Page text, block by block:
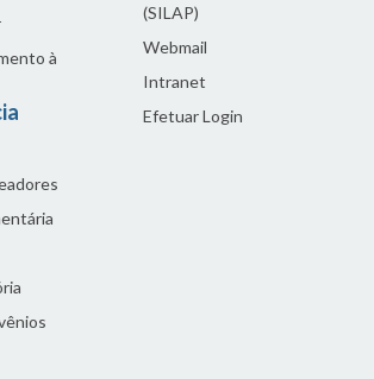
à
(SILAP)
Webmail
Intranet
Efetuar Login